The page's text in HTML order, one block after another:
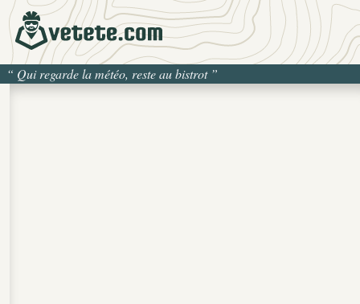
“ Qui regarde la météo, reste au bistrot”